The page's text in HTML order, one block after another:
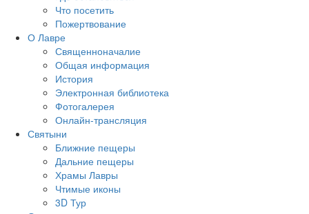
Что посетить
Пожертвование
О Лавре
Священноначалие
Общая информация
История
Электронная библиотека
Фотогалерея
Онлайн-трансляция
Святыни
Ближние пещеры
Дальние пещеры
Храмы Лавры
Чтимые иконы
3D Тур